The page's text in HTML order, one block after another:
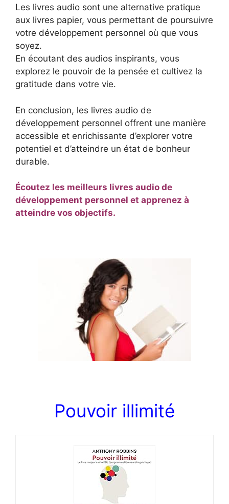
Les livres audio sont une alternative pratique
aux livres papier, vous permettant de poursuivre
votre développement personnel où que vous
soyez.
En écoutant des audios inspirants, vous
explorez le pouvoir de la pensée et cultivez la
gratitude dans votre vie.
En conclusion, les livres audio de
développement personnel offrent une manière
accessible et enrichissante d’explorer votre
potentiel et d’atteindre un état de bonheur
durable.
Écoutez les meilleurs livres audio de
développement personnel et apprenez à
atteindre vos objectifs.
Pouvoir illimité